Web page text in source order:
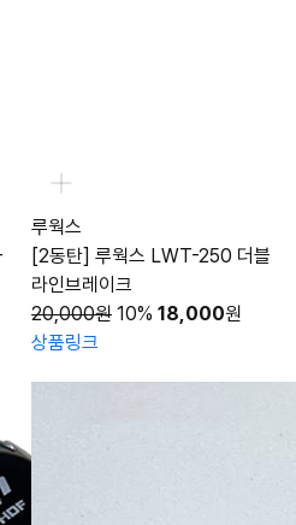
루웍스
[2동탄] 루웍스 LWT-250 더블
라인브레이크
20,000원 10% 18,000원
상품링크